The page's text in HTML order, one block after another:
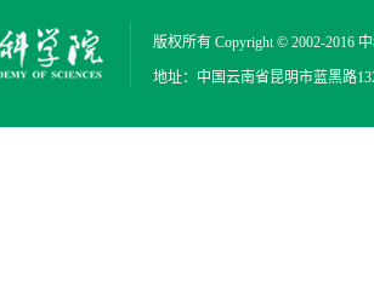
版权所有 Copyright © 2002-2016
地址：中国云南省昆明市蓝黑路